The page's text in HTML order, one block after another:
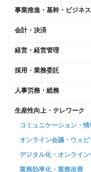
事業推進・基幹・ビジネス
会計・決済
経営・経営管理
採用・業務委託
人事労務・総務
生産性向上・テレワーク
コミュニケーション・
オンライン会議・ウェビ
デジタル化・オンライン
業務効率化・業務改善